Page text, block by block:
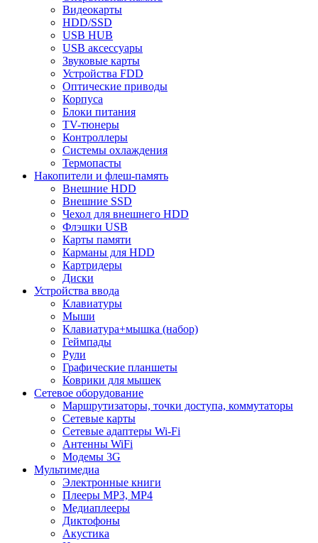
Видеокарты
HDD/SSD
USB HUB
USB аксессуары
Звуковые карты
Устройства FDD
Оптические приводы
Корпуса
Блоки питания
TV-тюнеры
Контроллеры
Системы охлаждения
Термопасты
Накопители и флеш-память
Внешние HDD
Внешние SSD
Чехол для внешнего HDD
Флэшки USB
Карты памяти
Карманы для HDD
Картридеры
Диски
Устройства ввода
Клавиатуры
Мыши
Клавиатура+мышка (набор)
Геймпады
Рули
Графические планшеты
Коврики для мышек
Сетевое оборудование
Маршрутизаторы, точки доступа, коммутаторы
Сетевые карты
Сетевые адаптеры Wi-Fi
Антенны WiFi
Модемы 3G
Мультимедиа
Электронные книги
Плееры MP3, MP4
Медиаплееры
Диктофоны
Акустика